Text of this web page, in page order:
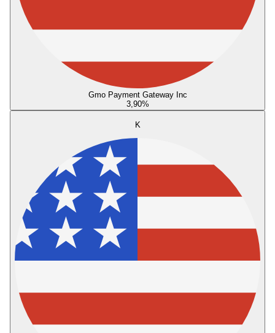
Gmo Payment Gateway Inc
3,90%
K